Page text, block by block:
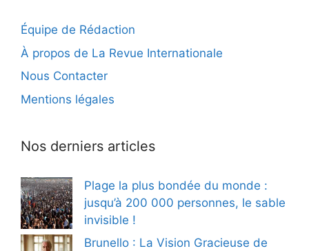
Équipe de Rédaction
À propos de La Revue Internationale
Nous Contacter
Mentions légales
Nos derniers articles
Plage la plus bondée du monde :
jusqu’à 200 000 personnes, le sable
invisible !
Brunello : La Vision Gracieuse de